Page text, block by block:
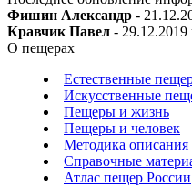
Фишин Александр -
Кравчик Павел - 29.12.2019
О пещерах
Естественные
Искусственные
Пещеры и жизнь
Пещеры и человек
Методика описания
Справочные
Атлас пещер России